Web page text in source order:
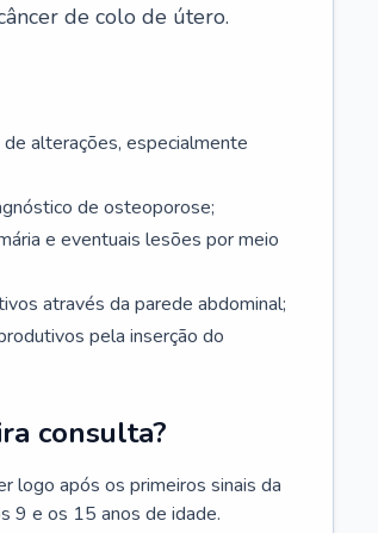
de colo de útero.
alterações, especialmente
de osteoporose;
e eventuais lesões por meio
através da parede abdominal;
pela inserção do
consulta?
logo após os primeiros sinais da
9 e os 15 anos de idade.